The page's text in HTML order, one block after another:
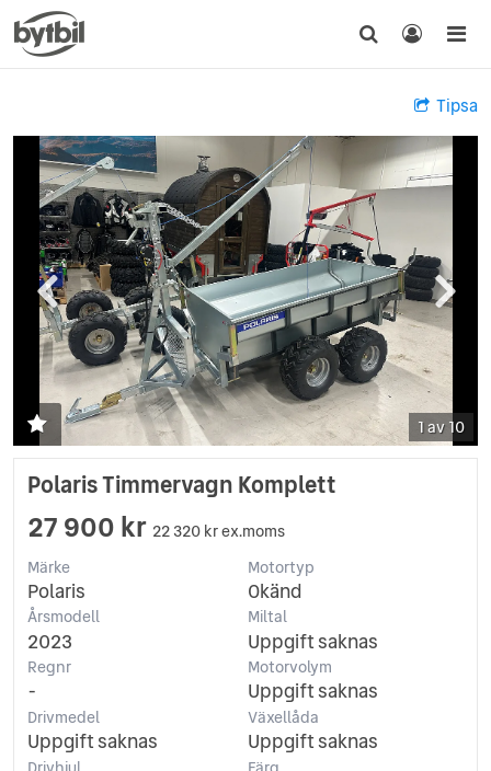
Tipsa
1 av 10
Polaris Timmervagn Komplett
27 900 kr 22 320 kr ex.moms
Märke
Polaris
Motortyp
Okänd
Årsmodell
2023
Miltal
Uppgift saknas
Regnr
-
Motorvolym
Uppgift saknas
Drivmedel
Uppgift saknas
Växellåda
Uppgift saknas